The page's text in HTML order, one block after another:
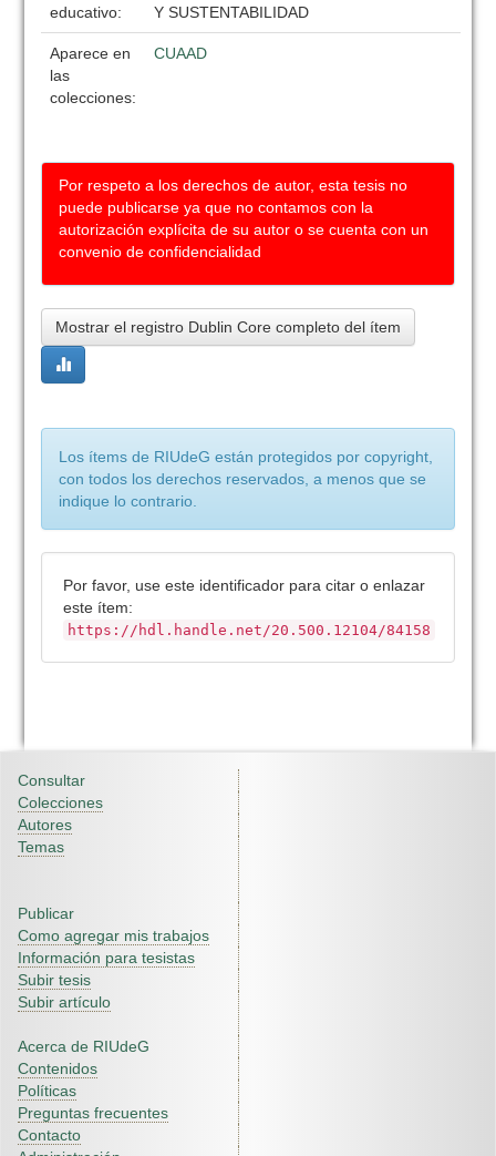
educativo:
Y SUSTENTABILIDAD
Aparece en
las
colecciones:
CUAAD
Por respeto a los derechos de autor, esta tesis no
puede publicarse ya que no contamos con la
autorización explícita de su autor o se cuenta con un
convenio de confidencialidad
Mostrar el registro Dublin Core completo del ítem
Los ítems de RIUdeG están protegidos por copyright,
con todos los derechos reservados, a menos que se
indique lo contrario.
Por favor, use este identificador para citar o enlazar
este ítem:
https://hdl.handle.net/20.500.12104/84158
Consultar
Colecciones
Autores
Temas
Publicar
Como agregar mis trabajos
Información para tesistas
Subir tesis
Subir artículo
Acerca de RIUdeG
Contenidos
Políticas
Preguntas frecuentes
Contacto